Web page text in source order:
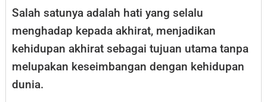
Salah satunya adalah hati yang selalu
menghadap kepada akhirat, menjadikan
kehidupan akhirat sebagai tujuan utama tanpa
melupakan keseimbangan dengan kehidupan
dunia.